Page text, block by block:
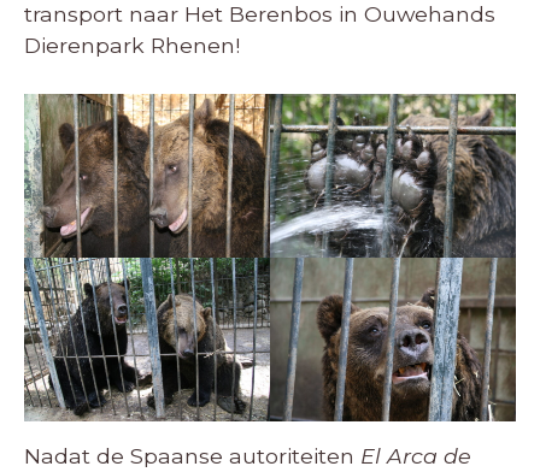
transport naar Het Berenbos in Ouwehands
Dierenpark Rhenen!
Nadat de Spaanse autoriteiten El Arca de